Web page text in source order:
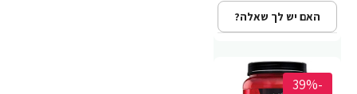
האם יש לך שאלה?
-39%